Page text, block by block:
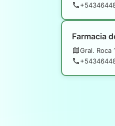
Farmacia
Gral. Roca